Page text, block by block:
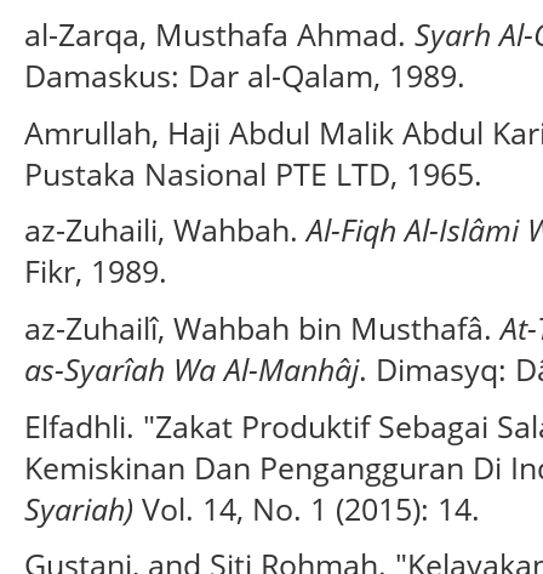
al-Zarqa, Musthafa Ahmad. Syarh Al-
Damaskus: Dar al-Qalam, 1989.
Amrullah, Haji Abdul Malik Abdul
Pustaka Nasional PTE LTD, 1965.
az-Zuhaili, Wahbah.Al-Fiqh Al-Islâmi
Fikr, 1989.
az-Zuhailî, Wahbah bin Musthafâ.
as-Syarîah Wa Al-Manhâj. Dimasyq:
Elfadhli. "Zakat Produktif Sebagai
Kemiskinan Dan Pengangguran Di
Syariah) Vol. 14, No. 1 (2015): 14.
Gustani, and Siti Rohmah.